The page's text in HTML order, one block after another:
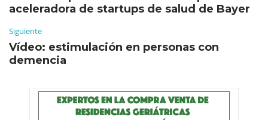
aceleradora de startups de salud de Bayer
Siguiente
Vídeo: estimulación en personas con
demencia